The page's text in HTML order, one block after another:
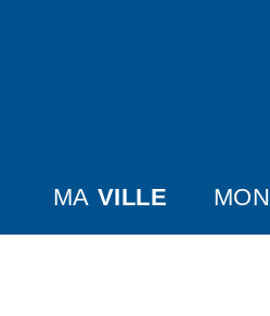
MA VILLE MON